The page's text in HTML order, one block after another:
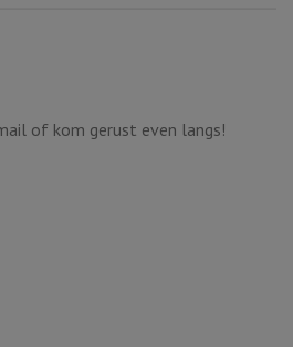
of kom gerust even langs!